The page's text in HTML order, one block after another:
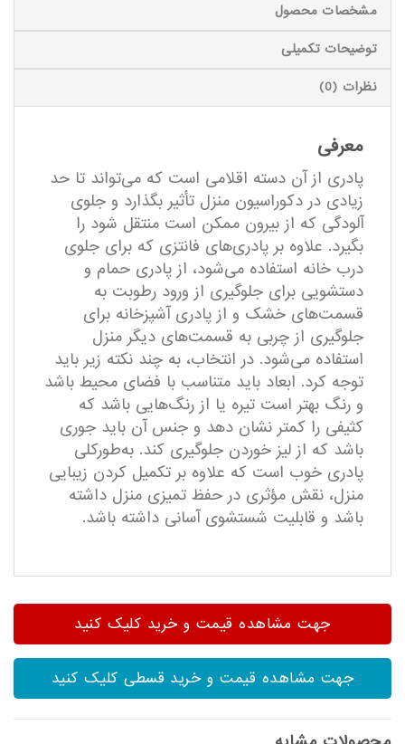
مشخصات محصول
توضیحات تکمیلی
نظرات (0)
معرفی
پادری از آن دسته اقلامی است که می‌تواند تا حد
زیادی در دکوراسیون منزل تأثیر بگذارد و جلوی
آلودگی که از بیرون ممکن است منتقل شود را
بگیرد. علاوه بر پادری‌های فانتزی که برای جلوی
درب خانه استفاده می‌شود، از پادری حمام و
دستشویی برای جلوگیری از ورود رطوبت به
قسمت‌های خشک و از پادری آشپزخانه برای
جلوگیری از چربی به قسمت‌های دیگر منزل
استفاده می‌شود. در انتخاب، به چند نکته زیر باید
توجه کرد. ابعاد باید متناسب با فضای محیط باشد
و رنگ بهتر است تیره یا از رنگ‌هایی باشد که
کثیفی را کمتر نشان دهد و جنس آن باید جوری
باشد که از لیز خوردن جلوگیری کند. به‌طورکلی
پادری خوب است که علاوه بر تکمیل کردن زیبایی
منزل، نقش مؤثری در حفظ تمیزی منزل داشته
باشد و قابلیت شستشوی آسانی داشته باشد.
جهت مشاهده قیمت و خرید کلیک کنید
جهت مشاهده قیمت و خرید قسطی کلیک کنید